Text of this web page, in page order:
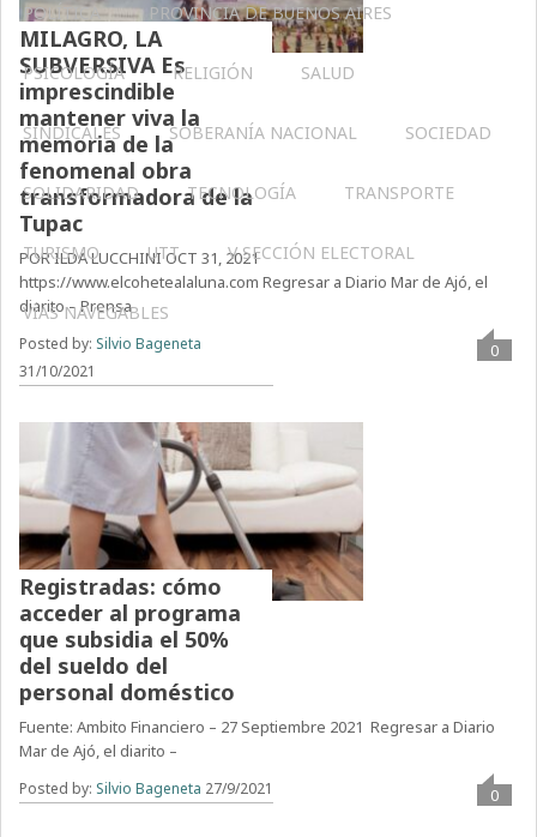
POLÍTICA PROVINCIA DE BUENOS AIRES
PSICOLOGÍA RELIGIÓN SALUD
SINDICALES SOBERANÍA NACIONAL SOCIEDAD
SOLIDARIDAD TECNOLOGÍA TRANSPORTE
TURISMO UTT V SECCIÓN ELECTORAL
VÍAS NAVEGABLES
MILAGRO, LA
SUBVERSIVA Es
imprescindible
mantener viva la
memoria de la
fenomenal obra
transformadora de la
Tupac
POR ILDA LUCCHINI OCT 31, 2021
https://www.elcohetealaluna.com Regresar a Diario Mar de Ajó, el
diarito – Prensa
Posted by: Silvio Bageneta
31/10/2021
0
Registradas: cómo
acceder al programa
que subsidia el 50%
del sueldo del
personal doméstico
Fuente: Ambito Financiero – 27 Septiembre 2021 Regresar a Diario
Mar de Ajó, el diarito –
Posted by: Silvio Bageneta 27/9/2021 0